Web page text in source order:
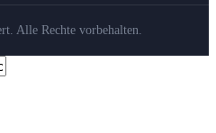
Alle Rechte vorbehalten.